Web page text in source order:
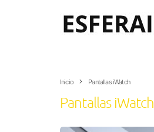
Inicio Pantallas iWatch
Pantallas iWatch